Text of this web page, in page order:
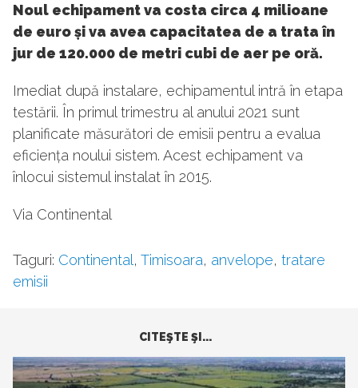
Noul echipament va costa circa 4 milioane
de euro și va avea capacitatea de a trata în
jur de 120.000 de metri cubi de aer pe oră.
Imediat după instalare, echipamentul intră în etapa
testării. În primul trimestru al anului 2021 sunt
planificate măsurători de emisii pentru a evalua
eficiența noului sistem. Acest echipament va
înlocui sistemul instalat în 2015.
Via Continental
Taguri: Continental, Timisoara, anvelope, tratare
emisii
CITEŞTE ŞI...